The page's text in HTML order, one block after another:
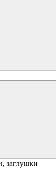
заглушки